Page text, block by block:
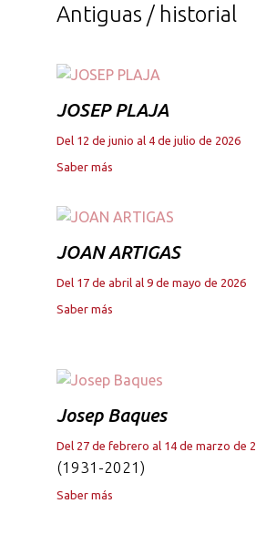
Antiguas / historial
JOSEP PLAJA
Del 12 de junio al 4 de julio de 2026
Saber más
JOAN ARTIGAS
Del 17 de abril al 9 de mayo de 2026
Saber más
Josep Baques
Del 27 de febrero al 14 de marzo de
(1931-2021)
Saber más